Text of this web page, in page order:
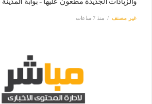
غير مصنف منذ 7 ساعات